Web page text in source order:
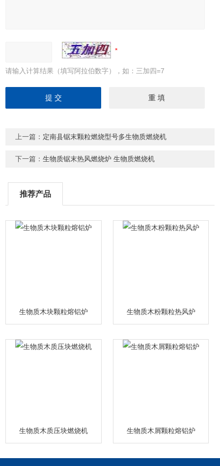
请输入计算结果（填写阿拉伯数字），如：三加四=7
上一篇： 定南县锯末颗粒燃烧型号多生物质燃烧机
下一篇：生物质锯末热风燃烧炉 生物质燃烧机
推荐产品
生物质木块颗粒熔铝炉 生物质木粉颗粒热风炉
生物质木质压块燃烧机 生物质木屑颗粒熔铝炉